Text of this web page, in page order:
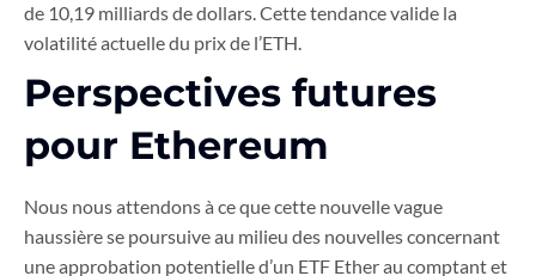
de 10,19 milliards de dollars. Cette tendance valide la
volatilité actuelle du prix de l’ETH.
Perspectives futures
pour Ethereum
Nous nous attendons à ce que cette nouvelle vague
haussière se poursuive au milieu des nouvelles concernant
une approbation potentielle d’un ETF Ether au comptant et